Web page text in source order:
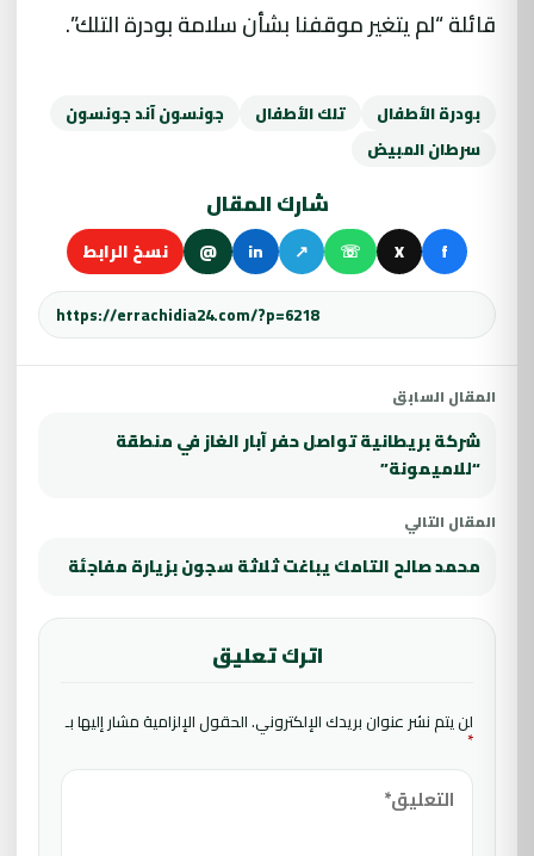
قائلة “لم يتغير موقفنا بشأن سلامة بودرة التلك”.
بودرة الأطفال تلك الأطفال
جونسون آند جونسون
سرطان المبيض
شارك المقال
f
X
☏
↗
in
@ نسخ الرابط
المقال السابق
شركة بريطانية تواصل حفر آبار الغاز في منطقة
“للاميمونة”
المقال التالي
محمد صالح التامك يباغت ثلاثة سجون بزيارة مفاجئة
اترك تعليق
لن يتم نشر عنوان بريدك الإلكتروني.الحقول الإلزامية مشار إليها بـ
*